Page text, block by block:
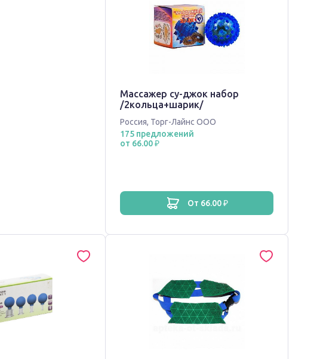
Массажер су-джок набор
/2кольца+шарик/
Россия, Торг-Лайнс ООО
175 предложений
от 66.00 ₽
от 66.00 ₽